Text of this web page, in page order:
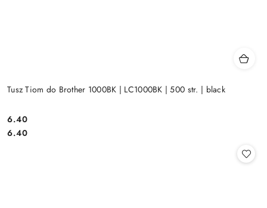
Tusz Tiom do Brother 1000BK | LC1000BK | 500 str. | black
Cena:
6.40
Cena:
6.40